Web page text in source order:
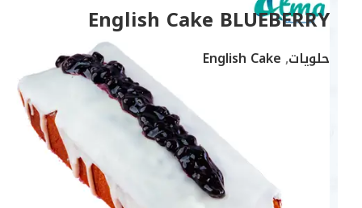
English Cake BLUEBERRY
حلويات,
English Cake